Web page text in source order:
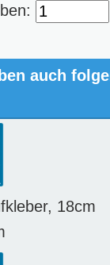
auch
18cm